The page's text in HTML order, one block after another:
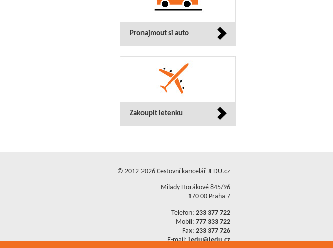
Pronajmout si auto
Zakoupit letenku
© 2012-2026 Cestovní kancelář JEDU.cz
Milady Horákové 845/96
170 00 Praha 7
Telefon: 233 377 722
Mobil: 777 333 722
Fax: 233 377 726
E-mail:jedu@jedu.cz